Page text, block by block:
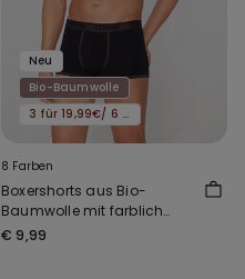
Neu
Bio-Baumwolle
3 für 19,99€/ 6 für 29,99€
8 Farben
Boxershorts aus Bio-
Baumwolle mit farblich
abgesetzten Einfassungen
€ 9,99